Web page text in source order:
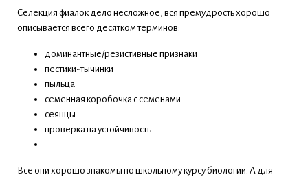
Селекция фиалок дело несложное, вся премудрость хорошо
описывается всего десятком терминов:
доминантные/резистивные признаки
пестики-тычинки
пыльца
семенная коробочка с семенами
сеянцы
проверка на устойчивость
Все они хорошо знакомы по школьному курсу биологии. А для